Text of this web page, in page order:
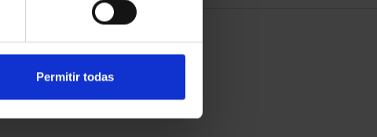
Permitir todas